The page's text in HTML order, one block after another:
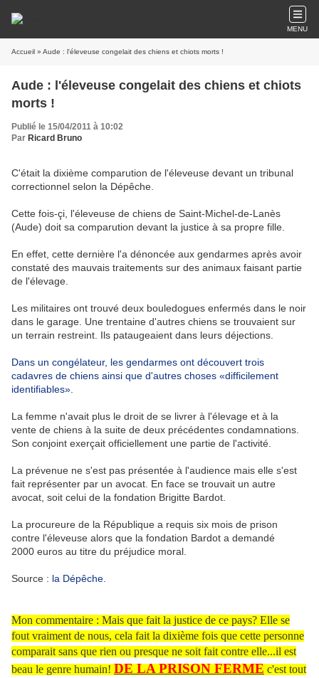
MENU
Accueil » Aude : l'éleveuse congelait des chiens et chiots morts !
Aude : l'éleveuse congelait des chiens et chiots
morts !
Publié le 15/04/2011 à 10:02
Par Ricard Bruno
C'était la dixième comparution de l'éleveuse devant un tribunal
correctionnel selon la Dépêche.
Cette fois-çi, l'éleveuse de chiens de Saint-Michel-de-Lanès
(Aude) doit sa comparution devant la justice à sa propre fille.
En effet, cette dernière l'a dénoncée aux gendarmes après avoir
constaté des mauvais traitements sur des animaux faisant partie
de l'élevage.
Les militaires ont trouvé deux bouledogues enfermés dans le noir
dans le garage. Une trentaine d'autres chiens se trouvaient sur
un terrain restreint. Ils pataugeaient dans leurs déjections.
Dans un congélateur, les gendarmes ont découvert trois
cadavres de chiens ainsi que d'autres choses «difficilement
identifiables».
La femme n'avait plus le droit de se livrer à l'élevage et à la
vente de chiens à la suite de deux précédentes condamnations.
Son conjoint exerçait officiellement une partie de l'activité.
La prévenue ne s'est pas présentée à l'audience mais elle s'est
fait représenter par un avocat. En face se trouvait un autre
avocat, soit celui de la fondation Brigitte Bardot.
La procureure de la République a requis six mois de prison
contre l'éleveuse alors que la fondation Bardot a demandé
2000 euros au titre du préjudice moral.
Source : la Dépêche.
Mon commentaire : Mais que fait la justice de ce pays? Elle se
fout vraiment de nous, cela fait la dixième fois que cette personne
comparait sans que rien ou presque ne soit fait contre elle...il est
beau le genre humain! DE LA PRISON FERME c'est tout